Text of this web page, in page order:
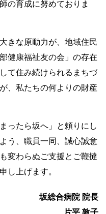
の育成に努めておりま
きな原動力が、地域住民
健康福祉友の会」の存在
て住み続けられるまちづ
、私たちの何よりの財産
ったら坂へ」と頼りにし
う、職員一同、誠心誠意
変わらぬご支援とご鞭撻
し上げます。
坂総合病院 院長
片平 敦子